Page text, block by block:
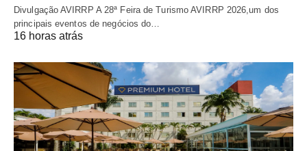
Divulgação AVIRRP A 28ª Feira de Turismo AVIRRP 2026,um dos
principais eventos de negócios do…
16 horas atrás